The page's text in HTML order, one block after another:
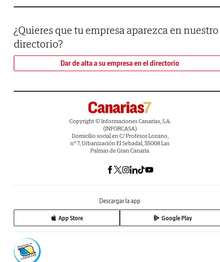
¿Quieres que tu empresa aparezca en nuestro
directorio?
Dar de alta a su empresa en el directorio
Copyright © Informaciones Canarias, S.A.
(INFORCASA)
Domicilio social en C/ Profesor Lozano,
nº 7, Urbanización El Sebadal, 35008 Las
Palmas de Gran Canaria
Descargar la app
App Store Google Play